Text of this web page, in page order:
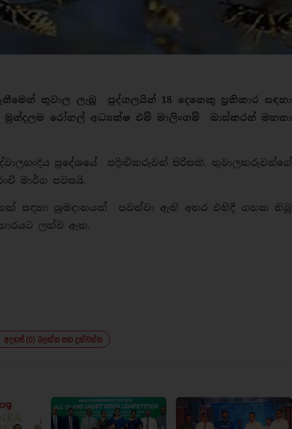
තුවාල ලැබූ පුද්ගලයින් 18 දෙනෙකු ප‍්‍රතිකාර සඳහා
රෝහල් අධ්‍යක්ෂ එම් මාලිංගම් බාස්කරන් මහතා
ප‍්‍රදේශයේ පදිංචිකරුවන් පිරිසකි. තුවාලකරුවන්ගේ
මාර්ග පවසයි.
සඳහා ශ‍්‍රමදානයක් පවත්වා ඇති අතර එහිදී ගහක තිබූ
ලක්ව ඇත.
අදහස් (0) බලන්න සහ දක්වන්න